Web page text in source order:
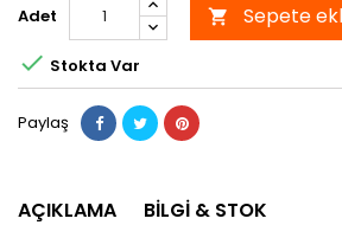
Adet  Sepete
 Stokta Var
Paylaş
AÇIKLAMA BILGI & STOK